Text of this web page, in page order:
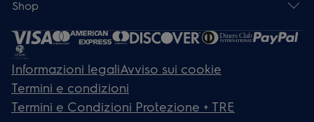
Shop
Informazioni legaliAvviso sui cookie
Termini e condizioni
Termini e Condizioni Protezione + TRE